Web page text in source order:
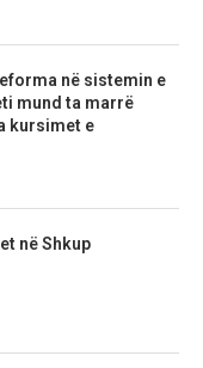
në sistemin e
mund ta marrë
kursimet e
në Shkup